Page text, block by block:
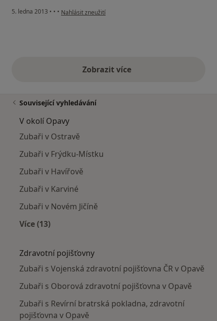
5. ledna 2013 • • • podle názoru uživatele Váš účet byl odstraněn
Nahlásit zneužití
Zobrazit vícevýše uvedené názory
Související vyhledávání
V okolí Opavy
Zubaři v Ostravě
Zubaři v Frýdku-Místku
Zubaři v Havířově
Zubaři v Karviné
Zubaři v Novém Jičíně
Více (13)
Zdravotní pojišťovny
Zubaři s Vojenská zdravotní pojišťovna ČR v Opavě
Zubaři s Oborová zdravotní pojišťovna v Opavě
Zubaři s Revírní bratrská pokladna, zdravotní
pojišťovna v Opavě